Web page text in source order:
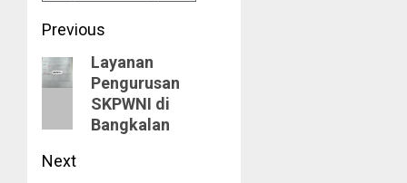
Post
navigation
Previous
Previous
post:
Layanan
Pengurusan
SKPWNI di
Bangkalan
Next